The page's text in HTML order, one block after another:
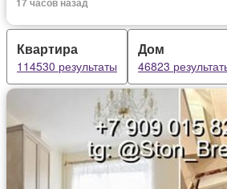
Квартира
114530 результаты
Дом
46823